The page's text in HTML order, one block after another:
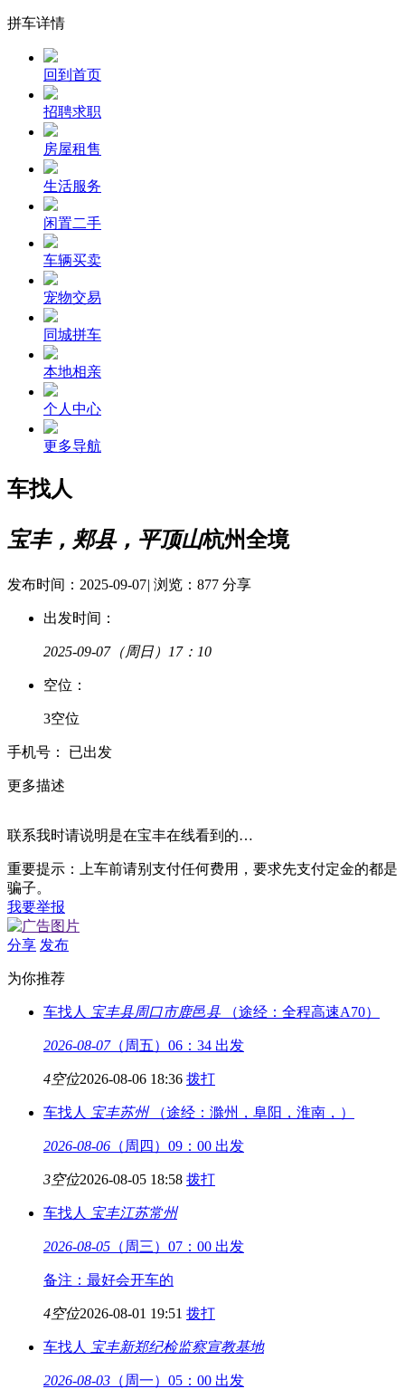
拼车详情
回到首页
招聘求职
房屋租售
生活服务
闲置二手
车辆买卖
宠物交易
同城拼车
本地相亲
个人中心
更多导航
车找人
宝丰，郏县，平顶山杭州全境
发布时间：2025-09-07| 浏览：877 分享
出发时间：
2025-09-07（周日）17：10
空位：
3空位
手机号： 已出发
更多描述
联系我时请说明是在宝丰在线看到的…
重要提示：上车前请别支付任何费用，要求先支付定金的都是
骗子。
我要举报
分享 发布
为你推荐
车找人 宝丰县周口市鹿邑县 （途经：全程高速A70）
2026-08-07（周五）06：34 出发
4空位2026-08-06 18:36 拨打
车找人 宝丰苏州 （途经：滁州，阜阳，淮南，）
2026-08-06 （周四）09：00 出发
3空位2026-08-05 18:58 拨打
车找人 宝丰江苏常州
2026-08-05 （周三）07：00 出发
备注：最好会开车的
4空位2026-08-01 19:51 拨打
车找人 宝丰新郑纪检监察宣教基地
2026-08-03 （周一）05：00 出发